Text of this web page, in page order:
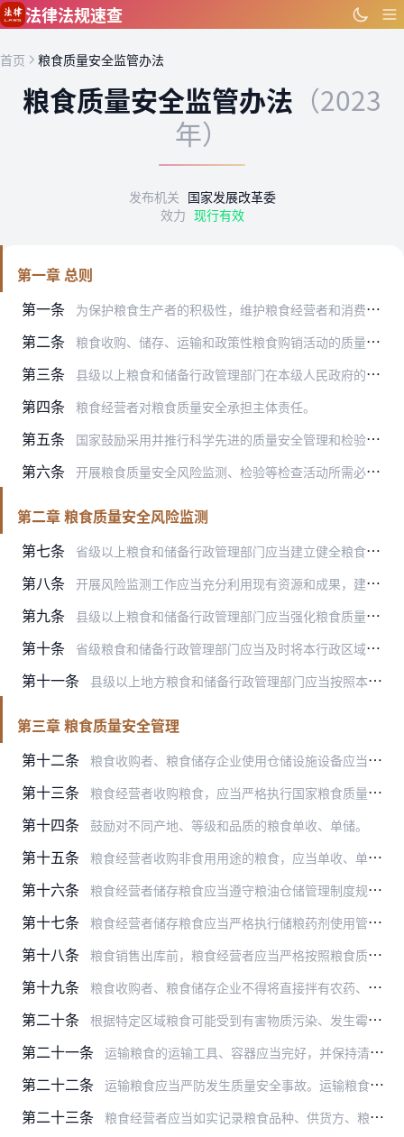
跳到主要内容
法律法规速查
首页 粮食质量安全监管办法
粮食质量安全监管办法 （2023
年）
发布机关 国家发展改革委
效力 现行有效
第一章 总则
第一条
为保护粮食生产者的积极性，维护粮食经营者和消费者的合法权益，加强粮食流通领域质量安全监督管理，保障国家粮食质量安全，根据《粮食流通管理条例》等法律法规，制定本办…
第二条 粮食收购、储存、运输和政策性粮食购销活动的质量安全监管工作，适用本办法。
第三条 县级以上粮食和储备行政管理部门在本级人民政府的统一组织领导下，负责本行政区域粮食收购、储存、运输和政策性粮食购销活动中粮食质量安全的监督管理工作。
第四条 粮食经营者对粮食质量安全承担主体责任。
第五条 国家鼓励采用并推行科学先进的质量安全管理和检验方法、标准和适用技术，不断提高粮食质量安全管理水平。
第六条 开展粮食质量安全风险监测、检验等检查活动所需必要合理的费用，按照有关规定列入本级部门预算。
第二章 粮食质量安全风险监测
第七条
省级以上粮食和储备行政管理部门应当建立健全粮食收购和储存环节质量安全风险监测制度，包括收购粮食质量安全监测、库存粮食质量安全监测、应急粮食质量安全监测和其他专项…
第八条 开展风险监测工作应当充分利用现有资源和成果，建立各有侧重、上下联动、有效衔接、协同配合、结果共享的监测机制。
第九条 县级以上粮食和储备行政管理部门应当强化粮食质量安全风险监测等全过程信息化管理，统筹利用有关数据和信息资源。
第十条 省级粮食和储备行政管理部门应当及时将本行政区域内粮食质量安全风险监测结果以及对发现问题的处理情况报告本级人民政府，通报同级食品安全委员会办公室及相关部门和单位，…
第十一条 县级以上地方粮食和储备行政管理部门应当按照本级人民政府加强粮食污染监控、建立健全被污染粮食处置长效机制等要求，依职责开展有关工作。发现区域性粮食污染情况或者在收…
第三章 粮食质量安全管理
第十二条
粮食收购者、粮食储存企业使用仓储设施设备应当符合粮食储存有关标准和技术规范以及安全生产法律、法规的要求；收购、储存场所应当保持整洁，并按规定与有毒有害场所以及其…
第十三条 粮食经营者收购粮食，应当严格执行国家粮食质量标准和政策，按质论价，按照国家有关规定进行质量安全检验，并执行下列规定：
第十四条 鼓励对不同产地、等级和品质的粮食单收、单储。
第十五条 粮食经营者收购非食用用途的粮食，应当单收、单储、单销，采取在收购码单、包装、库存货位卡上明确标识等措施，强化全流程闭环管理。
第十六条 粮食经营者储存粮食应当遵守粮油仓储管理制度规定和相关标准，规范仓储管理业务，合理应用粮油储藏技术。储存过程中发现粮食质量不符合要求的，应当及时按规定进行处置。
第十七条 粮食经营者储存粮食应当严格执行储粮药剂使用管理制度和相关标准，不得使用国家禁止使用的化学药剂或者超量使用化学药剂。
第十八条 粮食销售出库前，粮食经营者应当严格按照粮食质量安全标准及有关规定进行质量安全检验，出具检验检测数据、结果、报告（以下统称检验报告），作为出库质量安全依据。未经质…
第十九条 粮食收购者、粮食储存企业不得将直接拌有农药、混有农药残渣、含有国家禁止使用的储粮药剂或者超量使用化学药剂的粮食作为食用用途销售出库。定向销售用作非食用用途的粮食…
第二十条 根据特定区域粮食可能受到有害物质污染、发生霉变等情况，或者根据有关政策规定，省级粮食和储备行政管理部门应当统一或者分地区设定粮食收购和出库质量安全必检项目，并抄…
第二十一条 运输粮食的运输工具、容器应当完好，并保持清洁、干燥、安全卫生。非专用车（船）应当有必要的铺垫物和防潮湿等设备，铺垫物、防潮湿设备等必备物品应当符合国家有关标准和…
第二十二条 运输粮食应当严防发生质量安全事故。运输粮食发生污染、结露、虫害、霉变等情况的，有关方面应当积极采取有效措施进行处置。
第二十三条 粮食经营者应当如实记录粮食品种、供货方、粮食产地、收获年度、入库时间、货位及数量、质量等级、品质情况、药剂使用情况、销售去向和出库时间，以及其他有关质量安全信息…